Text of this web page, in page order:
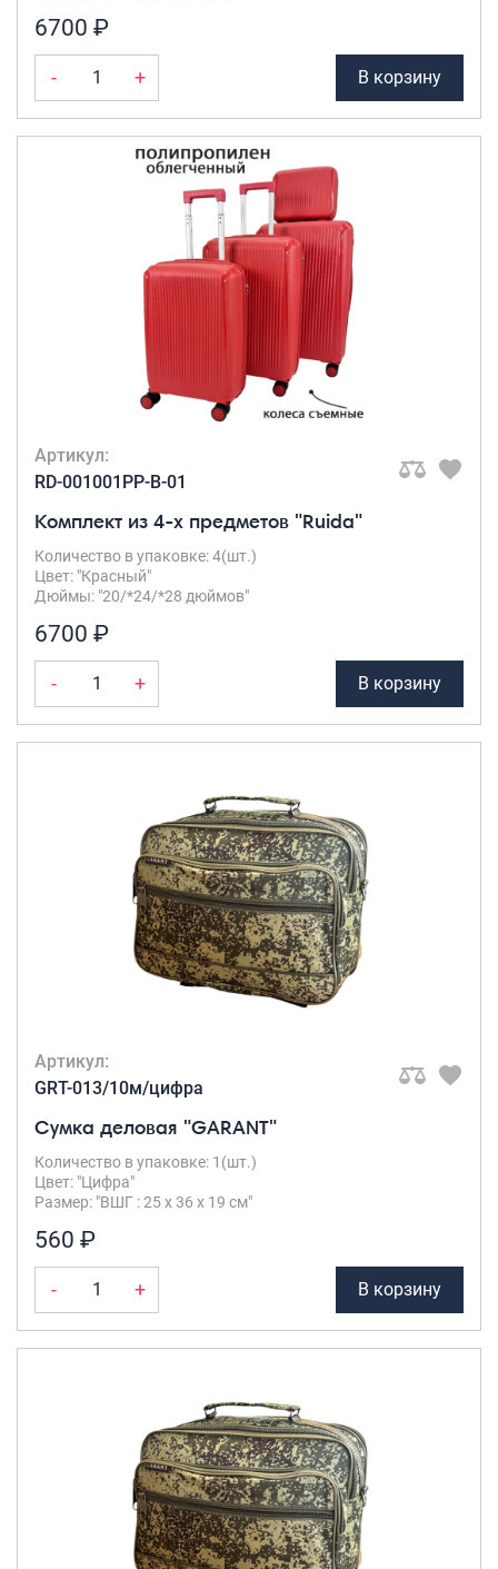
6700 ₽
- + В корзину
Артикул:
RD-001001PP-B-01
Комплект из 4-х предметов "Ruida"
Количество в упаковке: 4(шт.)
Цвет: "Красный"
Дюймы: "20/*24/*28 дюймов"
6700 ₽
- + В корзину
Артикул:
GRT-013/10м/цифра
Сумка деловая "GARANT"
Количество в упаковке: 1(шт.)
Цвет: "Цифра"
Размер: "ВШГ : 25 х 36 х 19 см"
560 ₽
- + В корзину